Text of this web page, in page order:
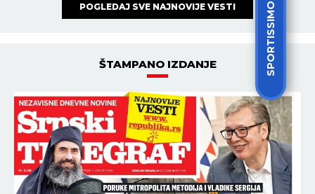
SPORTISSIMO
POGLEDAJ SVE NAJNOVIJE VESTI
ŠTAMPANO IZDANJE